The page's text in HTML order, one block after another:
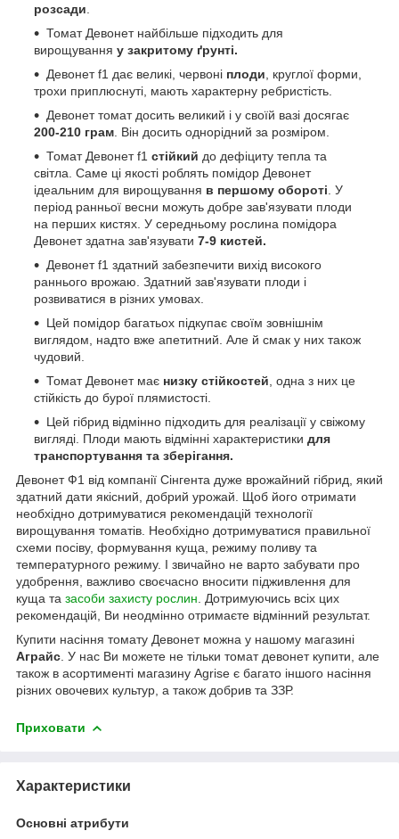
розсади
Томат Девонет найбільше підходить для
вирощування у закритому ґрунті.
Девонет f1 дає великі, червоні плоди , круглої форми,
трохи приплюснуті, мають характерну ребристість.
Девонет томат досить великий і у своїй вазі досягає
200-210 грам . Він досить однорідний за розміром.
Томат Девонет f1 стійкий до дефіциту тепла та
світла. Саме ці якості роблять помідор Девонет
ідеальним для вирощування в першому обороті . У
період ранньої весни можуть добре зав'язувати плоди
на перших кистях. У середньому рослина помідора
Девонет здатна зав'язувати 7-9 кистей.
Девонет f1 здатний забезпечити вихід високого
раннього врожаю. Здатний зав'язувати плоди і
розвиватися в різних умовах.
Цей помідор багатьох підкупає своїм зовнішнім
виглядом, надто вже апетитний. Але й смак у них також
чудовий.
Томат Девонет має низку стійкостей , одна з них це
стійкість до бурої плямистості.
Цей гібрид відмінно підходить для реалізації у свіжому
вигляді. Плоди мають відмінні характеристики для
транспортування та зберігання.
Девонет Ф1 від компанії Сінгента дуже врожайний гібрид, який
здатний дати якісний, добрий урожай. Щоб його отримати
необхідно дотримуватися рекомендацій технології
вирощування томатів. Необхідно дотримуватися правильної
схеми посіву, формування куща, режиму поливу та
температурного режиму. І звичайно не варто забувати про
удобрення, важливо своєчасно вносити підживлення для
куща та засоби захисту рослин . Дотримуючись всіх цих
рекомендацій, Ви неодмінно отримаєте відмінний результат.
Купити насіння томату Девонет можна у нашому магазині
Аграйс . У нас Ви можете не тільки томат девонет купити, але
також в асортименті магазину Agrise є багато іншого насіння
різних овочевих культур, а також добрив та ЗЗР.
Приховати
Характеристики
Основні атрибути